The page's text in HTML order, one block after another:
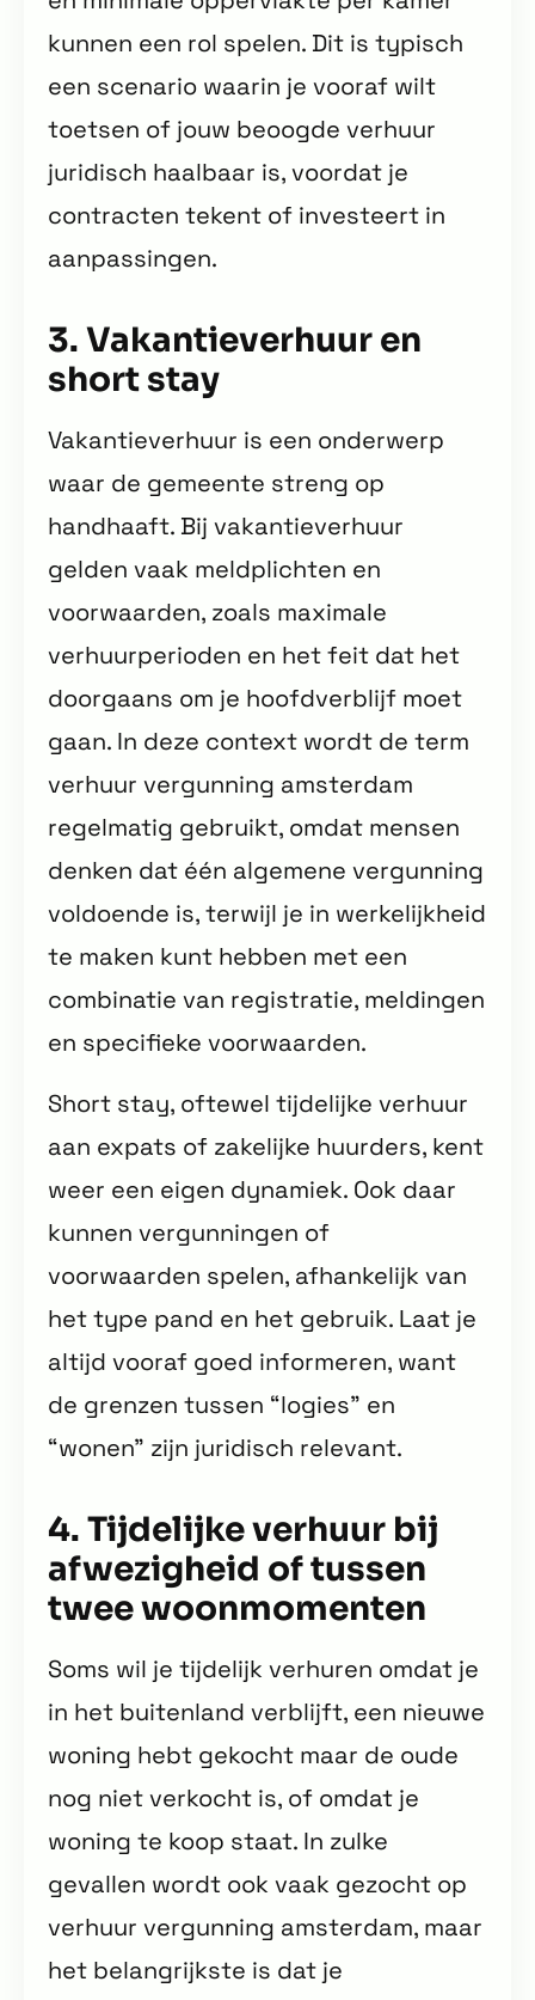
kunnen een rol spelen. Dit is typisch
een scenario waarin je vooraf wilt
toetsen of jouw beoogde verhuur
juridisch haalbaar is, voordat je
contracten tekent of investeert in
aanpassingen.
3. Vakantieverhuur en
short stay
Vakantieverhuur is een onderwerp
waar de gemeente streng op
handhaaft. Bij vakantieverhuur
gelden vaak meldplichten en
voorwaarden, zoals maximale
verhuurperioden en het feit dat het
doorgaans om je hoofdverblijf moet
gaan. In deze context wordt de term
verhuur vergunning amsterdam
regelmatig gebruikt, omdat mensen
denken dat één algemene vergunning
voldoende is, terwijl je in werkelijkheid
te maken kunt hebben met een
combinatie van registratie, meldingen
en specifieke voorwaarden.
Short stay, oftewel tijdelijke verhuur
aan expats of zakelijke huurders, kent
weer een eigen dynamiek. Ook daar
kunnen vergunningen of
voorwaarden spelen, afhankelijk van
het type pand en het gebruik. Laat je
altijd vooraf goed informeren, want
de grenzen tussen “logies” en
“wonen” zijn juridisch relevant.
4. Tijdelijke verhuur bij
afwezigheid of tussen
twee woonmomenten
Soms wil je tijdelijk verhuren omdat je
in het buitenland verblijft, een nieuwe
woning hebt gekocht maar de oude
nog niet verkocht is, of omdat je
woning te koop staat. In zulke
gevallen wordt ook vaak gezocht op
verhuur vergunning amsterdam, maar
het belangrijkste is dat je